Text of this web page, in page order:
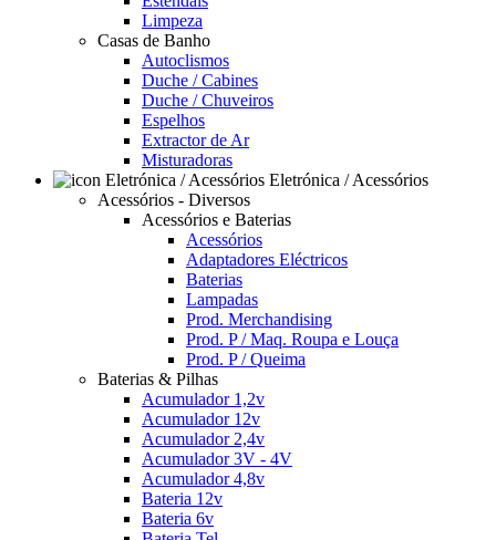
Limpeza
Casas de Banho
Autoclismos
Duche / Cabines
Duche / Chuveiros
Espelhos
Extractor de Ar
Misturadoras
Eletrónica / Acessórios
Acessórios - Diversos
Acessórios e Baterias
Acessórios
Adaptadores Eléctricos
Baterias
Lampadas
Prod. Merchandising
Prod. P / Maq. Roupa e Louça
Prod. P / Queima
Baterias & Pilhas
Acumulador 1,2v
Acumulador 12v
Acumulador 2,4v
Acumulador 3V - 4V
Acumulador 4,8v
Bateria 12v
Bateria 6v